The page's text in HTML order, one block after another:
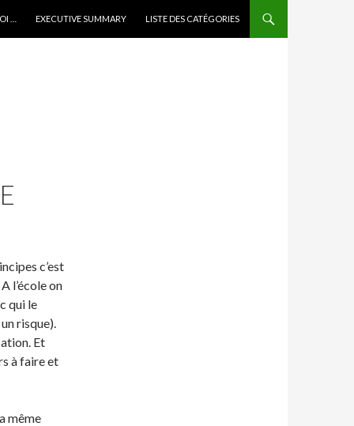
… EXECUTIVE SUMMARY LISTE DES CATÉGORIES
c’est
l’école on
qui le
risque).
Et
à faire et
même